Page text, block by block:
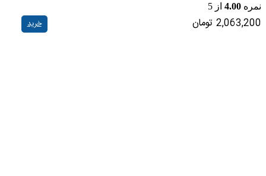
نمره 4.00 از 5
2,063,200 تومان خرید